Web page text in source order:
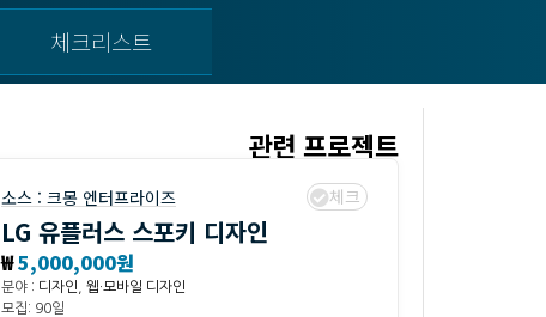
체크리스트
관련 프로젝트
소스 : 크몽 엔터프라이즈 체크
LG 유플러스 스포키 디자인
₩5,000,000원
분야 : 디자인
웹·모바일 디자인
모집: 90일